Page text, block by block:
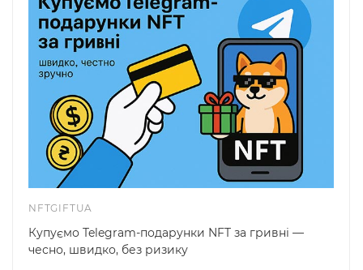
NFTGIFTUA
Купуємо Telegram-подарунки NFT за гривні —
чесно, швидко, без ризику